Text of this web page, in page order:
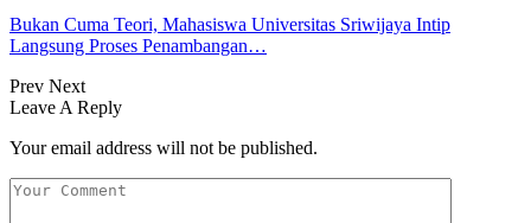
Bukan Cuma Teori, Mahasiswa Universitas Sriwijaya Intip
Langsung Proses Penambangan…
Prev Next
Leave A Reply
Your email address will not be published.